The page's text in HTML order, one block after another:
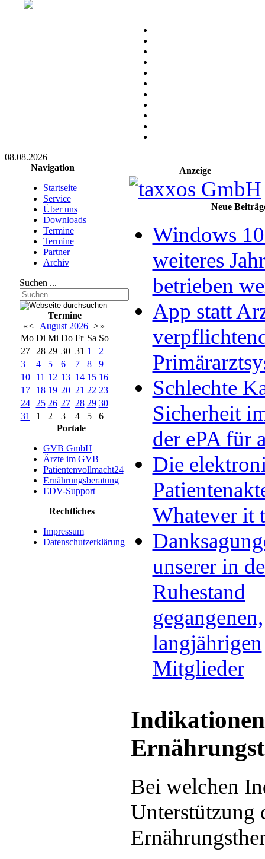
08.08.2026
Navigation
Startseite
Service
Über uns
Downloads
Termine
Termine
Partner
Archiv
Suchen ...
Termine
«< August 2026 >»
Mo Di Mi Do Fr Sa So
27
28 29 30 31 1
2
3
4 5 6 7 8
9
10
11 12 13 14 15 16
17
18 19 20 21 22 23
24
25 26 27 28 29 30
31
1 2 3 4 5
6
Portale
GVB GmbH
Ärzte im GVB
Patientenvollmacht24
Ernährungsberatung
EDV-Support
Rechtliches
Impressum
Datenschutzerklärung
Anzeige
Neue
Windows
weiteres
betrieben
App statt
Schlechte
Sicherheit
der ePA für
Die
Whatever it
unserer in
Ruhestand
gegangenen,
langjährigen
Mitglieder
Bei welchen
Unterstützung